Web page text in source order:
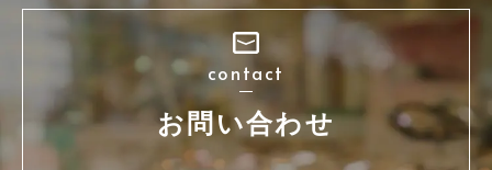
contact
お問い合わせ